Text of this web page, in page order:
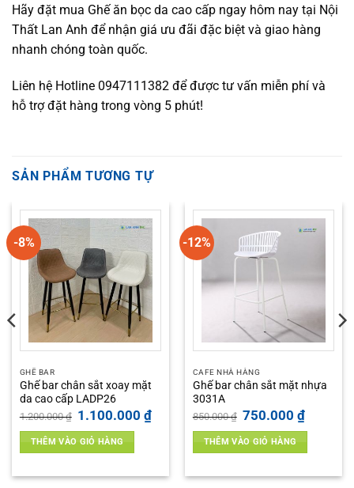
Hãy đặt mua Ghế ăn bọc da cao cấp ngay hôm nay tại Nội
Thất Lan Anh để nhận giá ưu đãi đặc biệt và giao hàng
nhanh chóng toàn quốc.
Liên hệ Hotline 0947111382 để được tư vấn miễn phí và
hỗ trợ đặt hàng trong vòng 5 phút!
SẢN PHẨM TƯƠNG TỰ
-8%
GHẾ BAR
Ghế bar chân sắt xoay mặt
da cao cấp LADP26
1.200.000₫ Giá
gốc
là:
1.200.000 ₫.
1.100.000 ₫Giá
hiện
1.100.000 ₫.
THÊM VÀO GIỎ HÀNG
-12%
CAFE NHÀ HÀNG
Ghế bar chân sắt mặt nhựa
3031A
850.000₫ Giá
gốc
là:
850.000 ₫.
750.000 ₫Giá
hiện
tại
750.000
THÊM VÀO GIỎ HÀNG